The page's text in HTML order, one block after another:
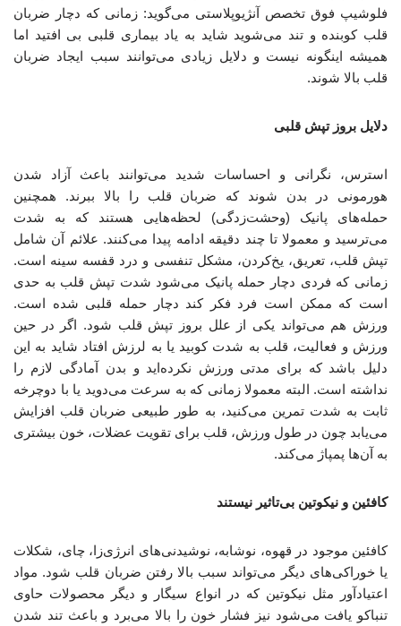
فلوشیپ فوق تخصص آنژیوپلاستی می‌گوید: زمانی که دچار ضربان
قلب کوبنده و تند می‌شوید شاید به یاد بیماری قلبی بی افتید اما
همیشه اینگونه نیست و دلایل زیادی می‌توانند سبب ایجاد ضربان
قلب بالا شوند.
دلایل بروز تپش قلبی
استرس، نگرانی و احساسات شدید می‌توانند باعث آزاد شدن
هورمونی در بدن شوند که ضربان قلب را بالا ببرند. همچنین
حمله‌های پانیک (وحشت‌زدگی) لحظه‌هایی هستند که به‌ شدت
می‌ترسید و معمولا تا چند دقیقه ادامه پیدا می‌کنند. علائم آن شامل
تپش قلب، تعریق، یخ‌کردن، مشکل تنفسی و درد قفسه سینه است.
زمانی‌ که فردی دچار حمله پانیک می‌شود شدت تپش قلب به حدی
است که ممکن است فرد فکر کند دچار حمله قلبی شده‌ است.
ورزش‌ هم می‌تواند یکی از علل بروز تپش قلب شود. اگر در حین
ورزش و فعالیت، قلب به شدت کوبید یا به لرزش افتاد شاید به این
دلیل باشد که برای مدتی ورزش نکرده‌اید و بدن آمادگی لازم را
نداشته‌ است. البته معمولا زمانی که به سرعت می‌دوید یا با دوچرخه
ثابت به‌ شدت تمرین می‌کنید، به‌ طور طبیعی ضربان قلب افزایش
می‌یابد چون در طول ورزش، قلب برای تقویت عضلات، خون بیشتری
به آن‌ها پمپاژ می‌کند.
کافئین و نیکوتین بی‌تاثیر نیستند
کافئین موجود در قهوه، نوشابه، نوشیدنی‌های انرژی‌زا، چای، شکلات
یا خوراکی‌های دیگر می‌تواند سبب بالا رفتن ضربان قلب شود. مواد
اعتیادآور مثل نیکوتین که در انواع سیگار و دیگر محصولات حاوی
تنباکو یافت می‌شود نیز فشار خون را بالا می‌برد و باعث تند شدن